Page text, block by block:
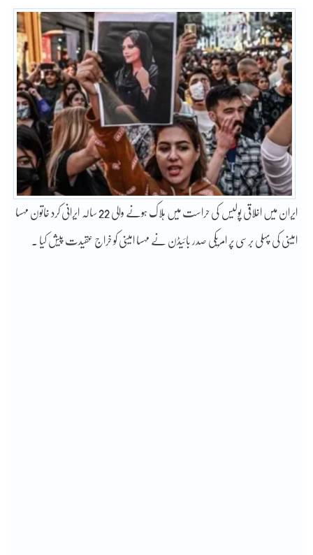
ایران میں اخلاقی پولیس کی حراست میں ہلاک ہونے والی 22 سالہ ایرانی کرد خاتون مہسا
امینی کی پہلی برسی پر امریکی صدر بائیڈن نے مہسا امینی کو خراج عقیدت پیش کیا ۔